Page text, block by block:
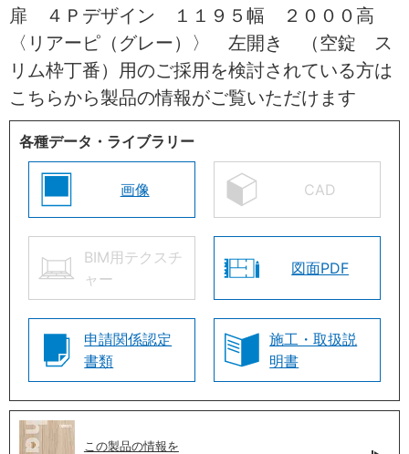
扉 ４Ｐデザイン １１９５幅 ２０００高
〈リアーピ（グレー）〉 左開き （空錠 ス
リム枠丁番）用のご採用を検討されている方は
こちらから製品の情報がご覧いただけます
各種データ・ライブラリー
画像 CAD
BIM用テクスチ
ャー
図面PDF
申請関係認定
書類
施工・取扱説
明書
この製品の情報を